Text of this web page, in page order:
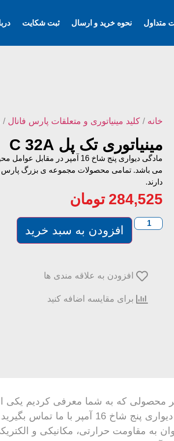
متداول نحوه خرید و ارسال ثبت شکایت
خانه / کلید مینیاتوری و متعلقات پارس فانال /
مینیاتوری تک پل C 32A
مادگی دیواری پنج شاخ 16
می باشد. تمامی محصولات مجموعه ی بزرگ پارس
دارند.
284,525 تومان
افزودن به سبد خرید
افزودن به علاقه مندی ها
برای مقایسه اضافه کنید
دیواری پنج شاخ 16 آمپر محصولی که به شما
اطلاع از قیمت و خرید مادگی